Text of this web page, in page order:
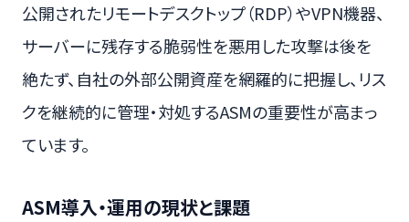
公開されたリモートデスクトップ（RDP）やVPN機器、
サーバーに残存する脆弱性を悪用した攻撃は後を
絶たず、自社の外部公開資産を網羅的に把握し、リス
クを継続的に管理・対処するASMの重要性が高まっ
ています。
ASM導入・運用の現状と課題